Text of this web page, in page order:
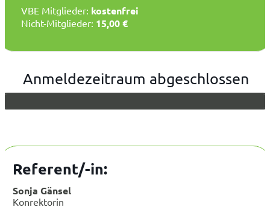
VBE Mitglieder: kostenfrei
Nicht-Mitglieder: 15,00 €
Anmeldezeitraum abgeschlossen
Referent/-in:
Sonja Gänsel
Konrektorin